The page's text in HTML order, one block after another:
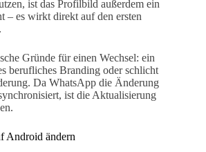
ist das Profilbild außerdem ein
– es wirkt direkt auf den ersten
Gründe für einen Wechsel: ein
berufliches Branding oder schlicht
Da WhatsApp die Änderung
ist die Aktualisierung
Android ändern